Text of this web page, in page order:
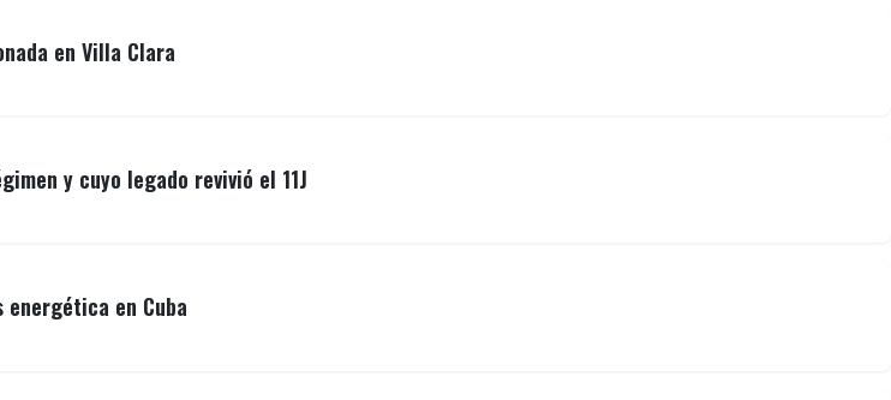
en Villa Clara
y cuyo legado revivió el 11J
energética en Cuba